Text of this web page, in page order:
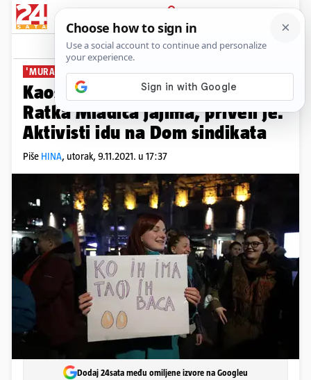
PRIJAVA
News Komentari
'MURAL MORA PASTI'
Kaos u Beogradu: Gađala mural
Ratka Mladića jajima, priveli je.
Aktivisti idu na Dom sindikata
Piše HINA, utorak, 9.11.2021. u 17:37
Dodaj 24sata među omiljene izvore na Googleu